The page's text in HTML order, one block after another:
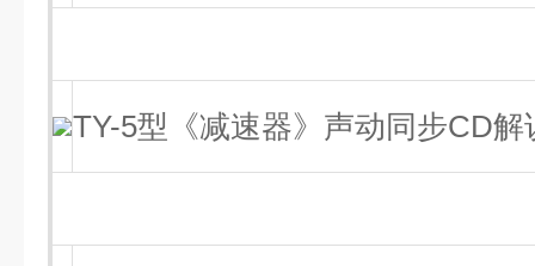
TY-5型《减速器》声动同步CD